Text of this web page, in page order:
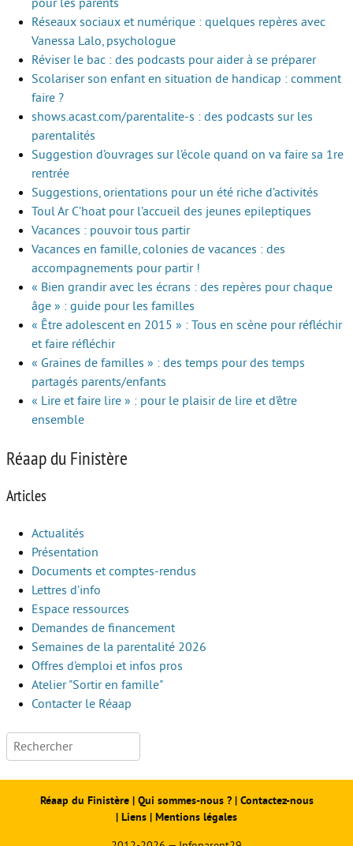
pour les parents
Réseaux sociaux et numérique : quelques repères avec
Vanessa Lalo, psychologue
Réviser le bac : des podcasts pour aider à se préparer
Scolariser son enfant en situation de handicap : comment
faire ?
shows.acast.com/parentalite-s : des podcasts sur les
parentalités
Suggestion d’ouvrages sur l’école quand on va faire sa 1re
rentrée
Suggestions, orientations pour un été riche d’activités
Toul Ar C’hoat pour l’accueil des jeunes epileptiques
Vacances : pouvoir tous partir
Vacances en famille, colonies de vacances : des
accompagnements pour partir !
« Bien grandir avec les écrans : des repères pour chaque
âge » : guide pour les familles
« Être adolescent en 2015 » : Tous en scène pour réfléchir
et faire réfléchir
« Graines de familles » : des temps pour des temps
partagés parents/enfants
« Lire et faire lire » : pour le plaisir de lire et d’être
ensemble
Réaap du Finistère
Articles
Actualités
Présentation
Documents et comptes-rendus
Lettres d’info
Espace ressources
Demandes de financement
Semaines de la parentalité 2026
Offres d’emploi et infos pros
Atelier "Sortir en famille"
Contacter le Réaap
Rechercher :
Réaap du Finistère| Qui sommes-nous ? | Contactez-nous
| Liens | Mentions légales